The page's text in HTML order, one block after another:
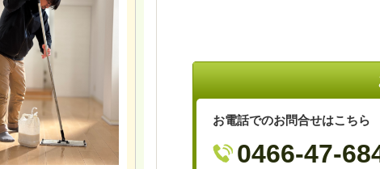
お電話でのお問合せはこちら
0466-47-